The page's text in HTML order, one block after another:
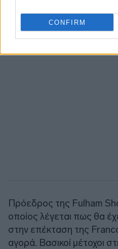
CONFIRM
Πρόεδρος της Fulham
οποίος λέγεται πως θα
στην επέκταση της
αγορά. Βασικοί μέτοχοι